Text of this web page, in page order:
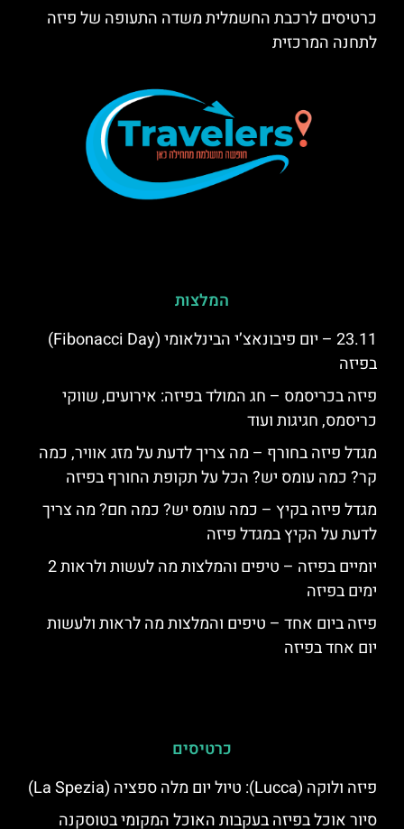
כרטיסים לרכבת החשמלית משדה התעופה של פיזה
לתחנה המרכזית
המלצות
23.11 – יום פיבונאצ’י הבינלאומי (Fibonacci Day)
בפיזה
פיזה בכריסמס – חג המולד בפיזה: אירועים, שווקי
כריסמס, חגיגות ועוד
מגדל פיזה בחורף – מה צריך לדעת על מזג אוויר, כמה
קר? כמה עומס יש? הכל על תקופת החורף בפיזה
מגדל פיזה בקיץ – כמה עומס יש? כמה חם? מה צריך
לדעת על הקיץ במגדל פיזה
יומיים בפיזה – טיפים והמלצות מה לעשות ולראות 2
ימים בפיזה
פיזה ביום אחד – טיפים והמלצות מה לראות ולעשות
יום אחד בפיזה
כרטיסים
פיזה ולוקה (Lucca): טיול יום מלה ספציה (La Spezia)
סיור אוכל בפיזה בעקבות האוכל המקומי בטוסקנה